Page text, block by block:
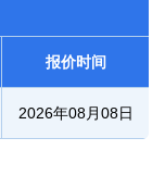
报价时间
2026年08月08日